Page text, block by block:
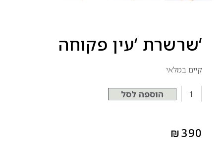
‘שרשרת ‘עין פקוחה
קיים במלאי
הוספה לסל
₪390